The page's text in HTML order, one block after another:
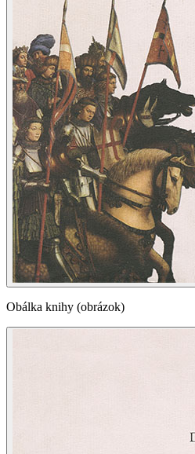
Obálka knihy (obrázok)